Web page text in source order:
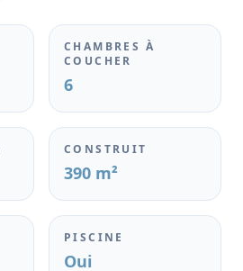
CHAMBRES À
COUCHER
6
CONSTRUIT
390 m²
PISCINE
Oui